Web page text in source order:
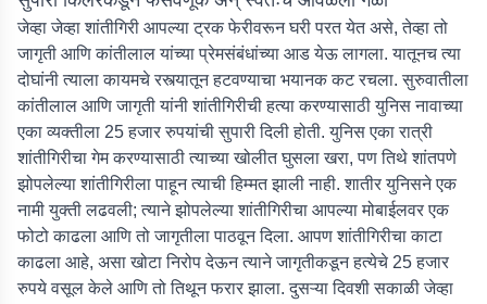
जेव्हा जेव्हा शांतीगिरी आपल्या ट्रक फेरीवरून घरी परत येत असे, तेव्हा तो
जागृती आणि कांतीलाल यांच्या प्रेमसंबंधांच्या आड येऊ लागला. यातूनच त्या
दोघांनी त्याला कायमचे रस्त्यातून हटवण्याचा भयानक कट रचला. सुरुवातीला
कांतीलाल आणि जागृती यांनी शांतीगिरीची हत्या करण्यासाठी युनिस नावाच्या
एका व्यक्तीला 25 हजार रुपयांची सुपारी दिली होती. युनिस एका रात्री
शांतीगिरीचा गेम करण्यासाठी त्याच्या खोलीत घुसला खरा, पण तिथे शांतपणे
झोपलेल्या शांतीगिरीला पाहून त्याची हिम्मत झाली नाही. शातीर युनिसने एक
नामी युक्ती लढवली; त्याने झोपलेल्या शांतीगिरीचा आपल्या मोबाईलवर एक
फोटो काढला आणि तो जागृतीला पाठवून दिला. आपण शांतीगिरीचा काटा
काढला आहे, असा खोटा निरोप देऊन त्याने जागृतीकडून हत्येचे 25 हजार
रुपये वसूल केले आणि तो तिथून फरार झाला. दुसऱ्या दिवशी सकाळी जेव्हा